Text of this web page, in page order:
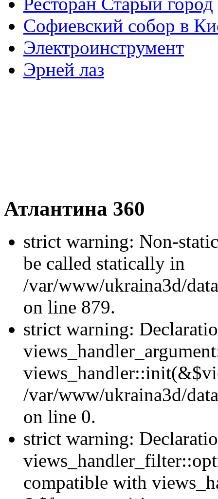
Софиевский собор в
Электроинструмент
Эрней лаз
Атлантина 360
strict warning: Non-
be called statically in
/var/www/ukraina3d/
on line 879.
strict warning:
/var/www/ukraina3d/
on line 0.
strict warning:
compatible with